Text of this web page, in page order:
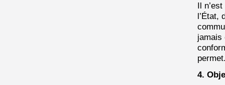
Il
l’État,
jamais
4.